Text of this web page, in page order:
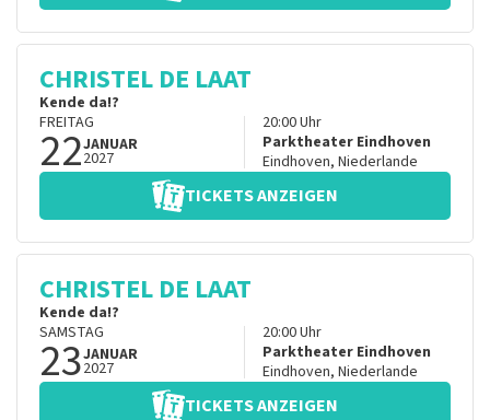
CHRISTEL DE LAAT
Kende da!?
FREITAG
22JANUAR
2027
20:00Uhr
Parktheater Eindhoven
Eindhoven, Niederlande
TICKETS ANZEIGEN
CHRISTEL DE LAAT
Kende da!?
SAMSTAG
23JANUAR
2027
20:00Uhr
Parktheater Eindhoven
Eindhoven, Niederlande
TICKETS ANZEIGEN